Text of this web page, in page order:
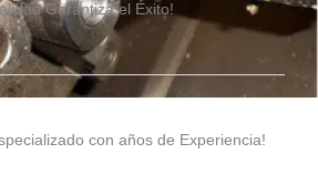
Garantiza el Éxito!
con años de Experiencia!